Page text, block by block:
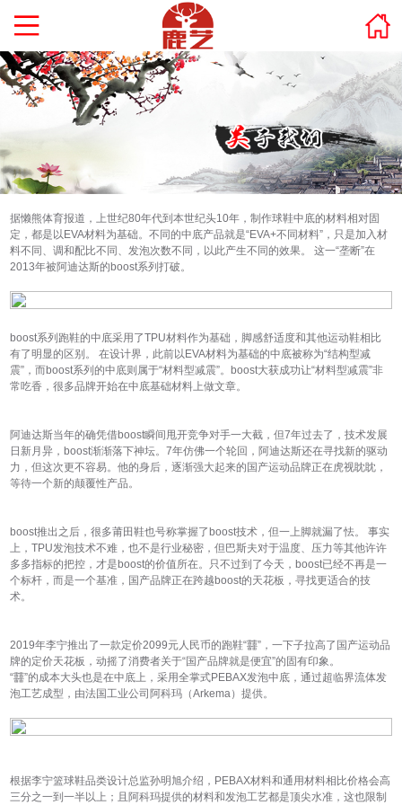
据懒熊体育报道，上世纪80年代到本世纪头10年，制作球鞋中底的材料相对固
定，都是以EVA材料为基础。不同的中底产品就是“EVA+不同材料”，只是加入材
料不同、调和配比不同、发泡次数不同，以此产生不同的效果。 这一“垄断”在
2013年被阿迪达斯的boost系列打破。
boost系列跑鞋的中底采用了TPU材料作为基础，脚感舒适度和其他运动鞋相比
有了明显的区别。 在设计界，此前以EVA材料为基础的中底被称为“结构型减
震”，而boost系列的中底则属于“材料型减震”。boost大获成功让“材料型减震”非
常吃香，很多品牌开始在中底基础材料上做文章。
阿迪达斯当年的确凭借boost瞬间甩开竞争对手一大截，但7年过去了，技术发展
日新月异，boost渐渐落下神坛。7年仿佛一个轮回，阿迪达斯还在寻找新的驱动
力，但这次更不容易。他的身后，逐渐强大起来的国产运动品牌正在虎视眈眈，
等待一个新的颠覆性产品。
boost推出之后，很多莆田鞋也号称掌握了boost技术，但一上脚就漏了怯。 事实
上，TPU发泡技术不难，也不是行业秘密，但巴斯夫对于温度、压力等其他许许
多多指标的把控，才是boost的价值所在。只不过到了今天，boost已经不再是一
个标杆，而是一个基准，国产品牌正在跨越boost的天花板，寻找更适合的技
术。
2019年李宁推出了一款定价2099元人民币的跑鞋“䨻”，一下子拉高了国产运动品
牌的定价天花板，动摇了消费者关于“国产品牌就是便宜”的固有印象。
“䨻”的成本大头也是在中底上，采用全掌式PEBAX发泡中底，通过超临界流体发
泡工艺成型，由法国工业公司阿科玛（Arkema）提供。
根据李宁篮球鞋品类设计总监孙明旭介绍，PEBAX材料和通用材料相比价格会高
三分之一到一半以上；且阿科玛提供的材料和发泡工艺都是顶尖水准，这也限制